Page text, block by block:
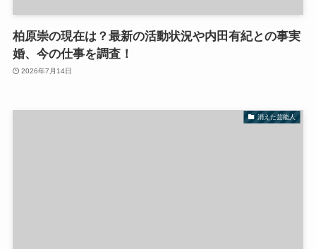
柏原崇の現在は？最新の活動状況や内田有紀との事実
婚、今の仕事を調査！
2026年7月14日
消えた芸能人